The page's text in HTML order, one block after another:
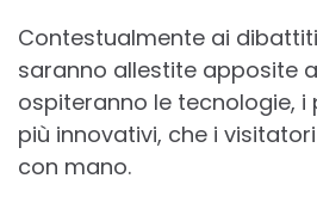
Contestualmente ai
saranno allestite apposite
ospiteranno le tecnologie, i
più innovativi, che i
con mano.